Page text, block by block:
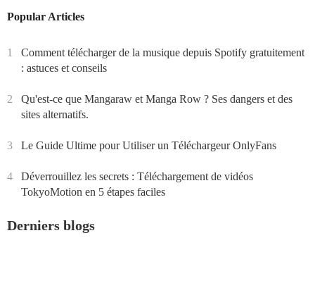
Popular Articles
1
Comment télécharger de la musique depuis Spotify gratuitement
: astuces et conseils
2
Qu'est-ce que Mangaraw et Manga Row ? Ses dangers et des
sites alternatifs.
3 Le Guide Ultime pour Utiliser un Téléchargeur OnlyFans
4
Déverrouillez les secrets : Téléchargement de vidéos
TokyoMotion en 5 étapes faciles
Derniers blogs